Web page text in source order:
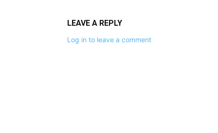
LEAVE A REPLY
Log in to leave a comment